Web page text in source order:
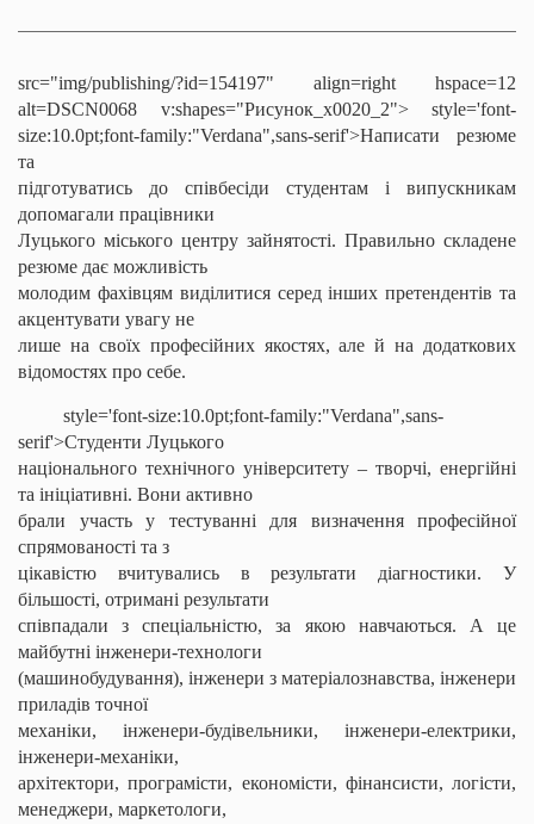
src="img/publishing/?id=154197" align=right hspace=12
alt=DSCN0068 v:shapes="Рисунок_x0020_2">style='font-
size:10.0pt;font-family:"Verdana",sans-serif'>Написати резюме
та
підготуватись до співбесіди студентам і випускникам
допомагали працівники
Луцького міського центру зайнятості. Правильно складене
резюме дає можливість
молодим фахівцям виділитися серед інших претендентів та
акцентувати увагу не
лише на своїх професійних якостях, але й на додаткових
відомостях про себе.
style='font-size:10.0pt;font-family:"Verdana",sans-
serif'>Студенти Луцького
національного технічного університету – творчі, енергійні
та ініціативні. Вони активно
брали участь у тестуванні для визначення професійної
спрямованості та з
цікавістю вчитувались в результати діагностики. У
більшості, отримані результати
співпадали з спеціальністю, за якою навчаються. А це
майбутні інженери-технологи
(машинобудування), інженери з матеріалознавства, інженери
приладів точної
механіки, інженери-будівельники, інженери-електрики,
інженери-механіки,
архітектори, програмісти, економісти, фінансисти, логісти,
менеджери, маркетологи,